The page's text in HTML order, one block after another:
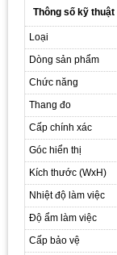
Thông số kỹ thuật
Loại
Dòng sản phẩm
Chức năng
Thang đo
Cấp chính xác
Góc hiển thị
Kích thước (WxH)
Nhiệt độ làm việc
Độ ẩm làm việc
Cấp bảo vệ